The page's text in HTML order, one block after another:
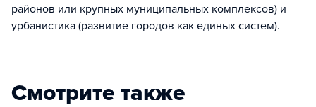
районов или крупных муниципальных комплексов) и
урбанистика (развитие городов как единых систем).
Смотрите также